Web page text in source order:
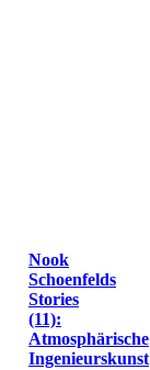
Nook
Schoenfelds
Stories
(11):
Atmosphärische
Ingenieurskunst